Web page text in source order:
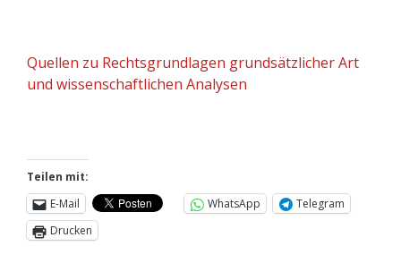
Quellen zu Rechtsgrundlagen grundsätzlicher Art
und wissenschaftlichen Analysen
Teilen mit:
E-Mail
WhatsApp
Telegram
Drucken